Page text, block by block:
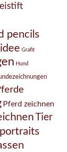
pencils
Grafit
Hund
Pferd zeichnen
Tier